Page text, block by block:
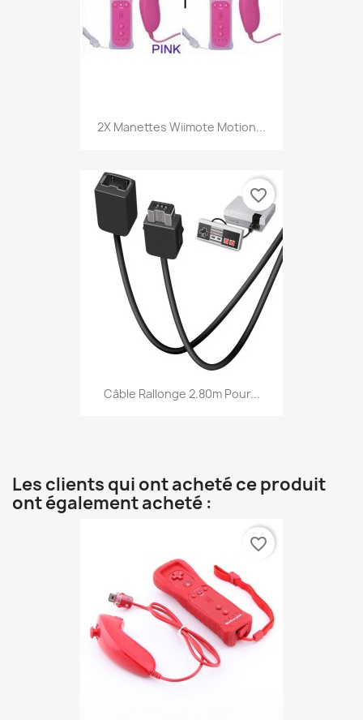
2X Manettes Wiimote Motion...
Câble Rallonge 2.80m Pour...
favorite_border
Les clients qui ont acheté ce produit
ont également acheté :
favorite_border